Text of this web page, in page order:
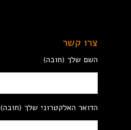
צרו קשר
השם שלך (חובה)
הדואר האלקטרוני שלך (חובה)